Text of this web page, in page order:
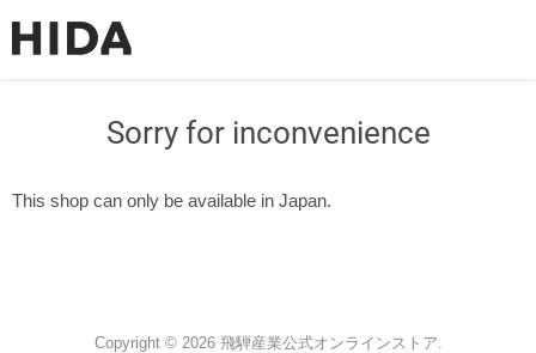
Sorry for inconvenience
This shop can only be available in Japan.
Copyright © 2026 飛騨産業公式オンラインストア.